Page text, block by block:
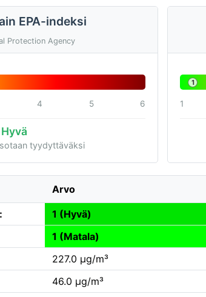
EPA-indeksi
Protection Agency
4 5 6
Hyvä
tyydyttäväksi
1
1
Arvo
1 (Hyvä)
1 (Matala)
227.0 µg/m³
46.0 µg/m³